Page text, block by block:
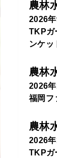
農林
2026
TKPガ
ンケッ
農林
2026
福岡フ
農林
2026
TKPガ